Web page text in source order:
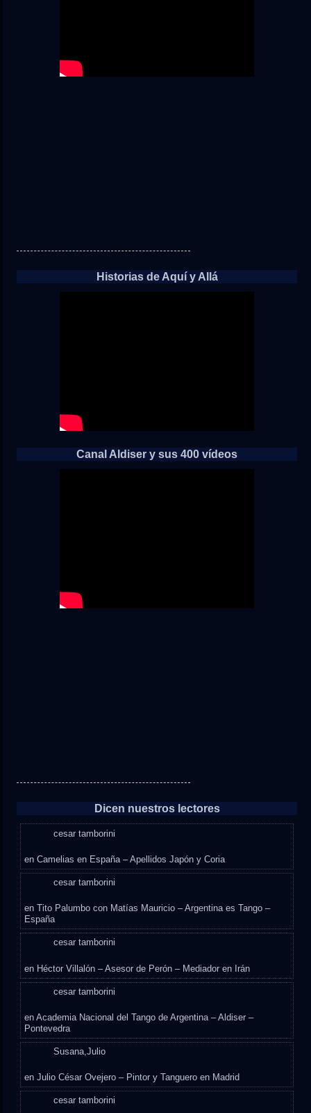
Historias de Aquí y Allá
Canal Aldiser y sus 400 vídeos
Dicen nuestros lectores
cesar tamborini
enCamelias en España – Apellidos Japón y Coria
cesar tamborini
enTito Palumbo con Matías Mauricio – Argentina es Tango –
España
cesar tamborini
en Héctor Villalón – Asesor de Perón – Mediador en Irán
cesar tamborini
enAcademia Nacional del Tango de Argentina – Aldiser –
Pontevedra
Susana,Julio
enJulio César Ovejero – Pintor y Tanguero en Madrid
cesar tamborini